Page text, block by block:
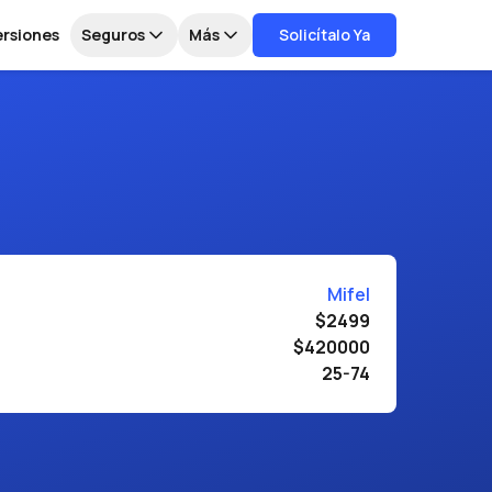
Seguros Más Solicítalo Ya
Mifel
$2499
$420000
25-74